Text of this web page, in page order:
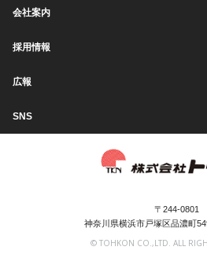
会社案内
採用情報
広報
SNS
〒244-0801
神奈川県横浜市戸塚区品濃町
© TOHKON CO.,LTD. ALL